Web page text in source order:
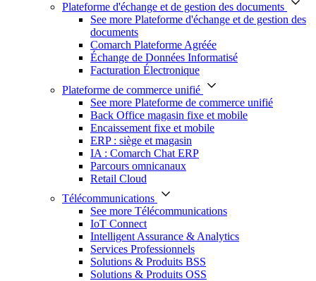
Plateforme d'échange et de gestion des documents
See more Plateforme d'échange et de gestion des
documents
Comarch Plateforme Agréée
Échange de Données Informatisé
Facturation Électronique
Plateforme de commerce unifié
See more Plateforme de commerce unifié
Back Office magasin fixe et mobile
Encaissement fixe et mobile
ERP : siège et magasin
IA : Comarch Chat ERP
Parcours omnicanaux
Retail Cloud
Télécommunications
See more Télécommunications
IoT Connect
Intelligent Assurance & Analytics
Services Professionnels
Solutions & Produits BSS
Solutions & Produits OSS